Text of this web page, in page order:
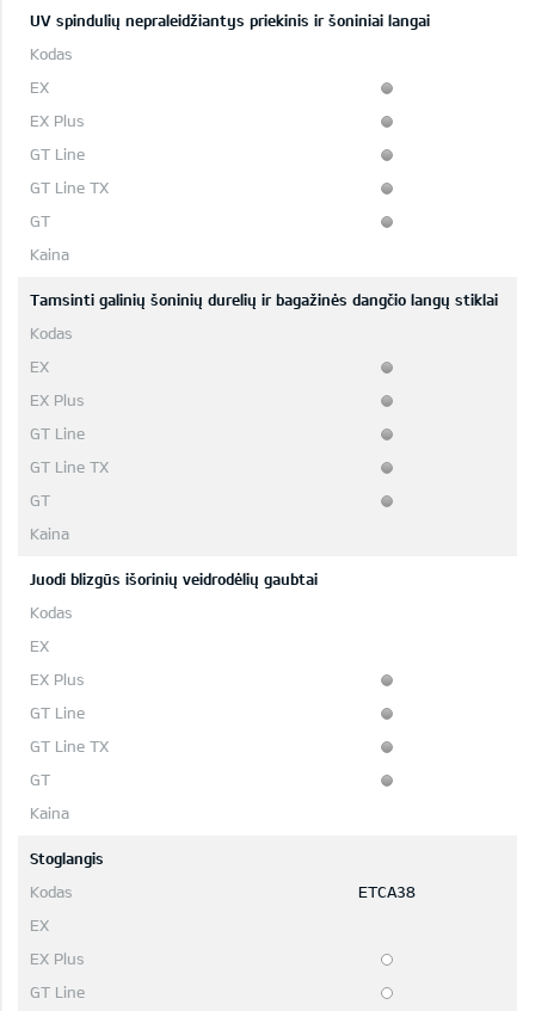
UV spindulių nepraleidžiantys priekinis ir šoniniai langai
Tamsinti galinių šoninių durelių ir bagažinės dangčio langų stiklai
Juodi blizgūs išorinių veidrodėlių gaubtai
Stoglangis
ETCA38